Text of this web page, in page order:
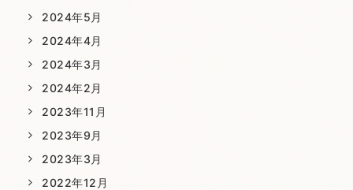
2024年5月
2024年4月
2024年3月
2024年2月
2023年11月
2023年9月
2023年3月
2022年12月